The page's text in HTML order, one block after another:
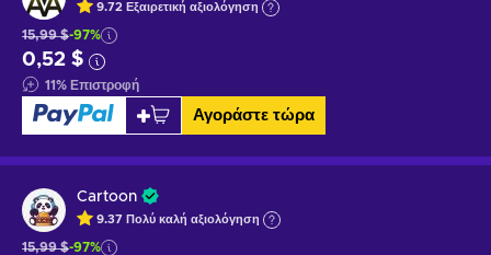
9.72 Εξαιρετική αξιολόγηση
15,99 $-97%
0,52 $
11% Επιστροφή
Αγοράστε τώρα
Cartoon
9.37 Πολύ καλή αξιολόγηση
15,99 $-97%